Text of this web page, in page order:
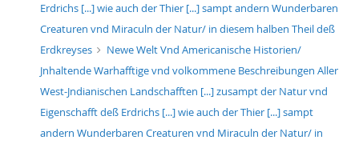
Erdrichs [...] wie auch der Thier [...] sampt andern Wunderbaren
Creaturen vnd Miraculn der Natur/ in diesem halben Theil deß
Erdkreyses
Newe Welt Vnd Americanische Historien/
Jnhaltende Warhafftige vnd volkommene Beschreibungen Aller
West-Jndianischen Landschafften [...] zusampt der Natur vnd
Eigenschafft deß Erdrichs [...] wie auch der Thier [...] sampt
andern Wunderbaren Creaturen vnd Miraculn der Natur/ in